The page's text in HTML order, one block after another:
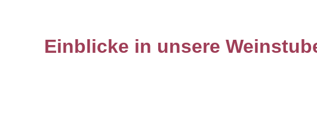
Einblicke in unsere